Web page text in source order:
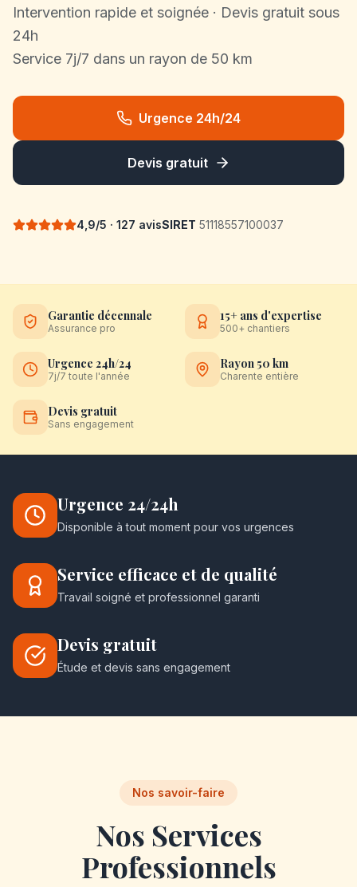
Intervention rapide et soignée · Devis gratuit sous
24h
Service 7j/7 dans un rayon de 50 km
Urgence 24h/24
Devis gratuit
4,9/5 · 127 avisSIRET 51118557100037
Garantie décennale
Assurance pro
15+ ans d'expertise
500+ chantiers
Urgence 24h/24
7j/7 toute l'année
Rayon 50 km
Charente entière
Devis gratuit
Sans engagement
Urgence 24/24h
Disponible à tout moment pour vos urgences
Service efficace et de qualité
Travail soigné et professionnel garanti
Devis gratuit
Étude et devis sans engagement
Nos savoir-faire
Nos Services
Professionnels